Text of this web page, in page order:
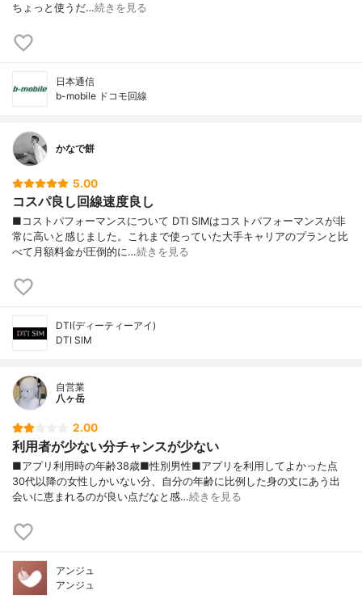
ちょっと使うだ…続きを見る
日本通信
b-mobile ドコモ回線
かなで餅
5.00
コスパ良し回線速度良し
■コストパフォーマンスについて DTI SIMはコストパフォーマンスが非
常に高いと感じました。これまで使っていた大手キャリアのプランと比
べて月額料金が圧倒的に…続きを見る
DTI(ディーティーアイ)
DTI SIM
自営業
八ヶ岳
2.00
利用者が少ない分チャンスが少ない
■アプリ利用時の年齢38歳■性別男性■アプリを利用してよかった点
30代以降の女性しかいない分、自分の年齢に比例した身の丈にあう出
会いに恵まれるのが良い点だなと感…続きを見る
アンジュ
アンジュ